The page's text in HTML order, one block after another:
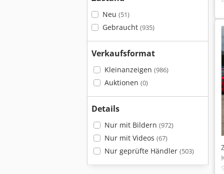
Neu (51)
Gebraucht (935)
Verkaufsformat
Kleinanzeigen (986)
Auktionen (0)
Details
Nur mit Bildern (972)
Nur mit Videos (67)
Nur geprüfte Händler (503)